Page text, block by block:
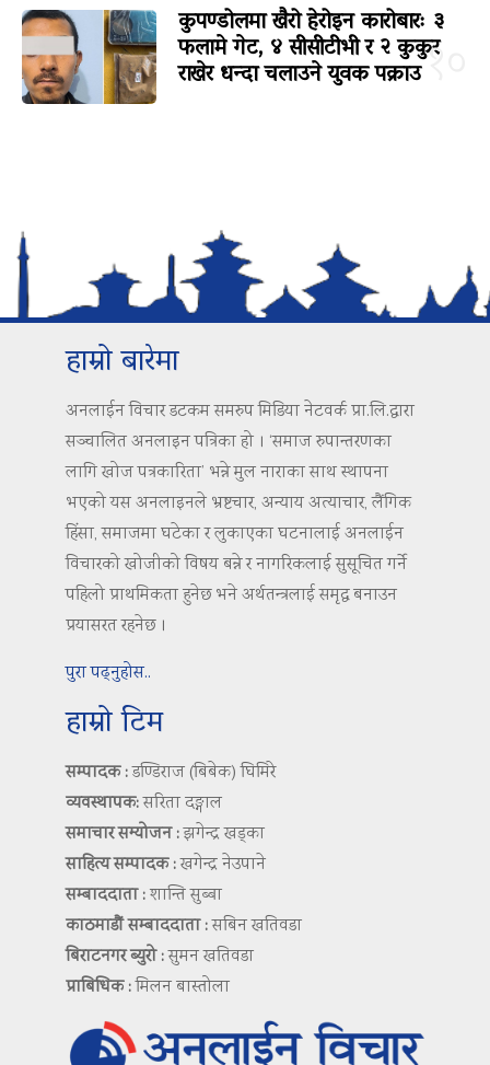
१०
कुपण्डोलमा खैरो हेरोइन कारोबारः ३
फलामे गेट, ४ सीसीटीभी र २ कुकुर
राखेर धन्दा चलाउने युवक पक्राउ
हाम्रो बारेमा
अनलाईन विचार डटकम समरुप मिडिया नेटवर्क प्रा.लि.द्वारा
सञ्चालित अनलाइन पत्रिका हो । ‘समाज रुपान्तरणका
लागि खोज पत्रकारिता’ भन्ने मुल नाराका साथ स्थापना
भएको यस अनलाइनले भ्रष्टचार, अन्याय अत्याचार, लैंगिक
हिंसा, समाजमा घटेका र लुकाएका घटनालाई अनलाईन
विचारको खोजीको विषय बन्ने र नागरिकलाई सुसूचित गर्ने
पहिलो प्राथमिकता हुनेछ भने अर्थतन्त्रलाई समृद्ध बनाउन
प्रयासरत रहनेछ ।
पुरा पढ्नुहोस..
हाम्रो टिम
सम्पादक :डण्डिराज (बिबेक) घिमिरे
व्यवस्थापक:सरिता दङ्गाल
समाचार सम्योजन :झगेन्द्र खड्का
साहित्य सम्पादक :खगेन्द्र नेउपाने
सम्बाददाता :शान्ति सुब्बा
काठमाडौं सम्बाददाता :सबिन खतिवडा
बिराटनगर ब्युरो :सुमन खतिवडा
प्राबिधिक :मिलन बास्तोला